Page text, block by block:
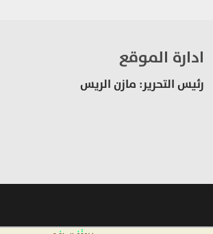
ادارة الموقع
رئيس التحرير: مازن الريس